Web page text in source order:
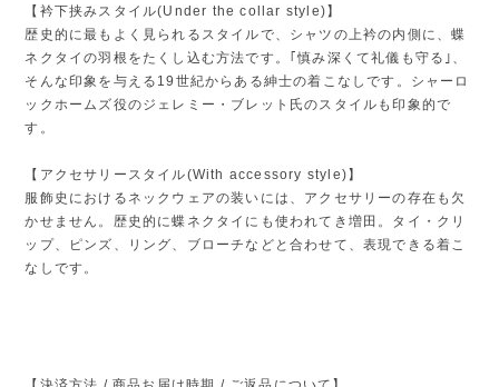
【衿下挟みスタイル(Under the collar style)】
歴史的に最もよく見られるスタイルで、シャツの上衿の内側に、蝶
ネクタイの羽根をたくし込む方法です。｢慎み深くて礼儀も守る｣、
そんな印象を与える19世紀からある紳士の着こなしです。シャーロ
ックホームズ役のジェレミー・ブレット氏のスタイルも印象的で
す。
【アクセサリースタイル(With accessory style)】
服飾史におけるネックウェアの装いには、アクセサリーの存在も欠
かせません。歴史的に蝶ネクタイにも使われてき増田。タイ・クリ
ップ、ピンズ、リング、ブローチなどと合わせて、表現できる着こ
なしです。